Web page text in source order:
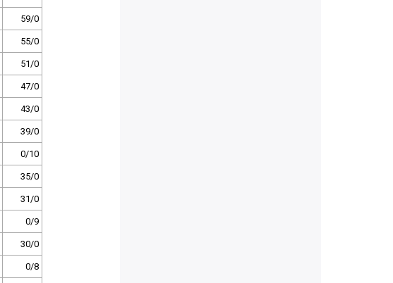
59/0
55/0
51/0
47/0
43/0
39/0
0/10
35/0
31/0
0/9
30/0
0/8